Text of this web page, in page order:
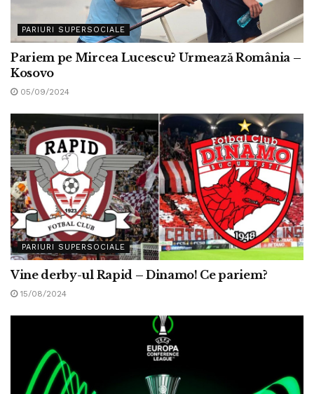
PARIURI SUPERSOCIALE
Pariem pe Mircea Lucescu? Urmează România –
Kosovo
05/09/2024
PARIURI SUPERSOCIALE
Vine derby-ul Rapid – Dinamo! Ce pariem?
15/08/2024